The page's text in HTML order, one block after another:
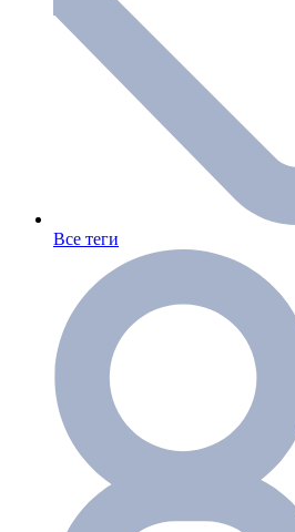
Все теги